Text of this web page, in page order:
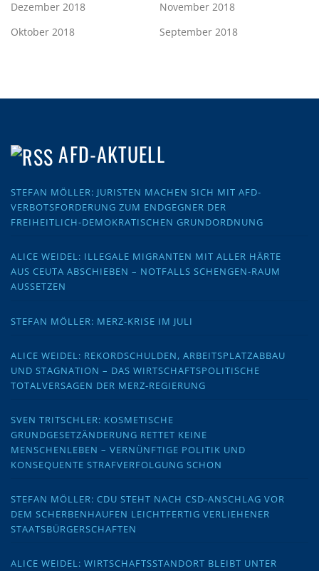
Dezember 2018
November 2018
Oktober 2018
September 2018
AFD-AKTUELL
STEFAN MÖLLER: JURISTEN MACHEN SICH MIT AFD-
VERBOTSFORDERUNG ZUM ENDGEGNER DER
FREIHEITLICH-DEMOKRATISCHEN GRUNDORDNUNG
ALICE WEIDEL: ILLEGALE MIGRANTEN MIT ALLER HÄRTE
AUS CEUTA ABSCHIEBEN – NOTFALLS SCHENGEN-RAUM
AUSSETZEN
STEFAN MÖLLER: MERZ-KRISE IM JULI
ALICE WEIDEL: REKORDSCHULDEN, ARBEITSPLATZABBAU
UND STAGNATION – DAS WIRTSCHAFTSPOLITISCHE
TOTALVERSAGEN DER MERZ-REGIERUNG
SVEN TRITSCHLER: KOSMETISCHE
GRUNDGESETZÄNDERUNG RETTET KEINE
MENSCHENLEBEN – VERNÜNFTIGE POLITIK UND
KONSEQUENTE STRAFVERFOLGUNG SCHON
STEFAN MÖLLER: CDU STEHT NACH CSD-ANSCHLAG VOR
DEM SCHERBENHAUFEN LEICHTFERTIG VERLIEHENER
STAATSBÜRGERSCHAFTEN
ALICE WEIDEL: WIRTSCHAFTSSTANDORT BLEIBT UNTER